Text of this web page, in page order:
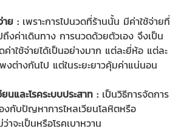
าย : เพราะการไปนวดที่ร้านนั้น มีค่าใช้จ่ายที่
งค่าเดินทาง การนวดด้วยตัวเอง จึงเป็น
ค่าใช้จ่ายได้เป็นอย่างมาก แต่ละยี่ห้อ แต่ละ
งต่างกันไป แต่ในระยะยาวคุ้มค่าแน่นอน
นและโรคระบบประสาท : เป็นวิธีการจัดการ
งกับปัญหาการไหลเวียนโลหิตหรือ
าจะเป็นหรือโรคเบาหวาน